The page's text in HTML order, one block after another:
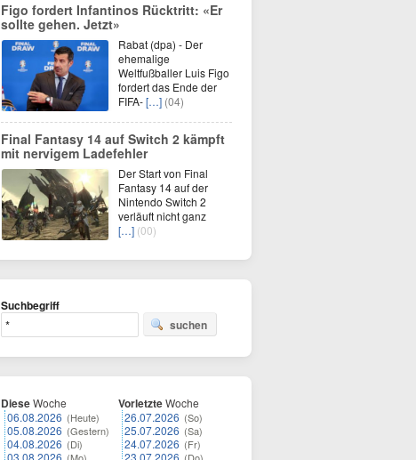
Figo fordert Infantinos Rücktritt: «Er
sollte gehen. Jetzt»
Rabat (dpa) - Der
ehemalige
Weltfußballer Luis Figo
fordert das Ende der
FIFA-[…] (04)
Final Fantasy 14 auf Switch 2 kämpft
mit nervigem Ladefehler
Der Start von Final
Fantasy 14 auf der
Nintendo Switch 2
verläuft nicht ganz
[…] (00)
Suchbegriff
suchen
DieseWoche
06.08.2026 (Heute)
05.08.2026 (Gestern)
04.08.2026 (Di)
03.08.2026
VorletzteWoche
26.07.2026 (So)
25.07.2026 (Sa)
24.07.2026 (Fr)
23.07.2026